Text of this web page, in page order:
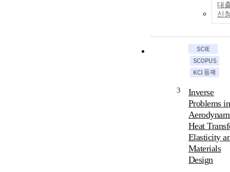
대
신
3
Inverse
Problems in
Heat
Elasticity
Materials
Design